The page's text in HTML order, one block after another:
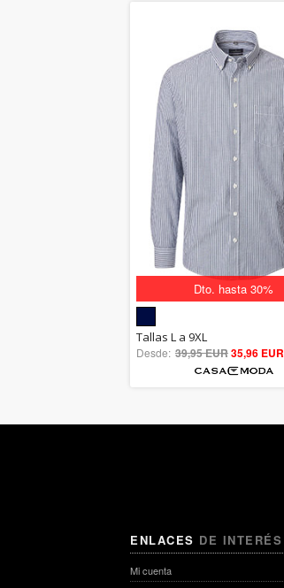
Dto. hasta 30%
5.00
out of 5
Tallas L a 9XL
Desde: 39,95 EUR35,96 EUR
ENLACES DE INTERÉS
Mi cuenta